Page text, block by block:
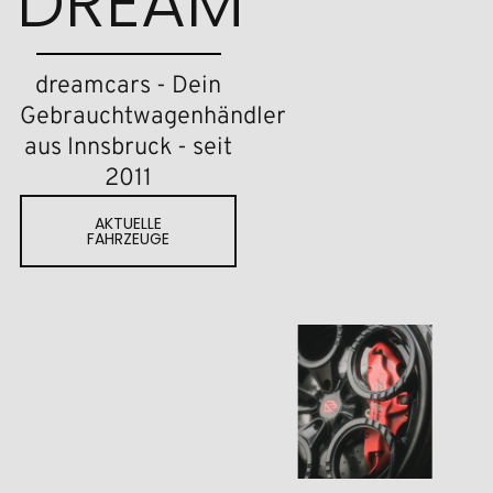
dreamcars - Dein
Gebrauchtwagenhändler
aus Innsbruck - seit
2011
AKTUELLE
FAHRZEUGE